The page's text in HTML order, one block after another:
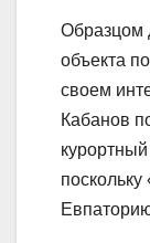
Образцом
объекта
своем
Кабанов